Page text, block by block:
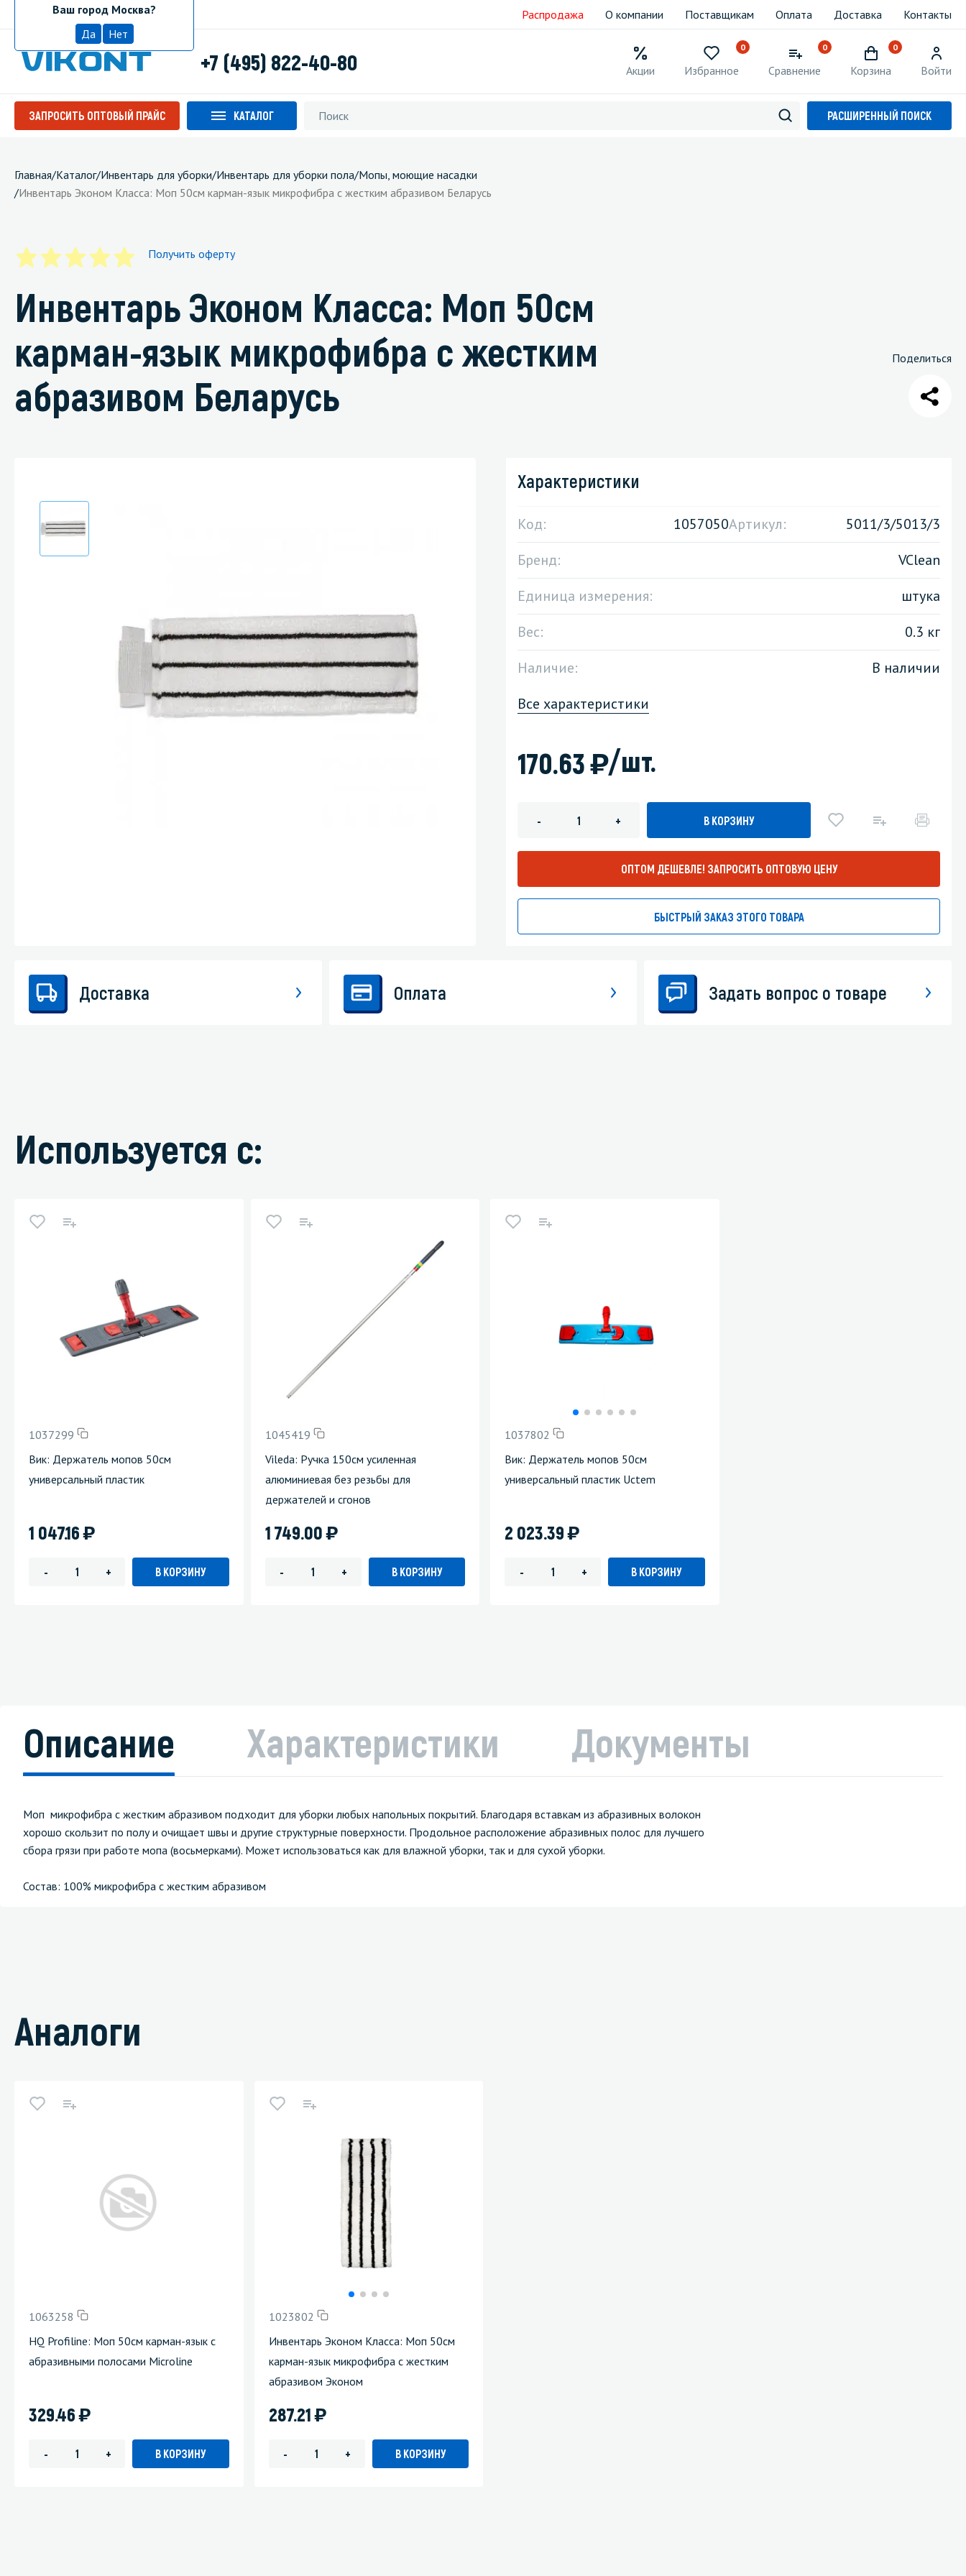
МоскваВаш город Москва?
Да
Нет
Распродажа О компании Поставщикам Оплата Доставка Контакты
+7 (495) 822-40-80 Акции
0
Избранное
0
Сравнение
0
Корзина Войти
ЗАПРОСИТЬ ОПТОВЫЙ ПРАЙС КАТАЛОГ
Специализированные чистящие средства
Средства для очистки ковров и мягкой мебели
Средства для очистки оборудования и грилей
Средства для посудомоечных машин
Стекла и зеркала Мебель и оргтехника
Автохимия Личная гигиена
РАСШИРЕННЫЙ ПОИСК
Главная/Каталог/Инвентарь для уборки/Инвентарь для уборки пола/Мопы, моющие насадки
/Инвентарь Эконом Класса: Моп 50см карман-язык микрофибра с жестким абразивом Беларусь
Получить оферту
Поделиться
Инвентарь Эконом Класса: Моп 50см
карман-язык микрофибра с жестким
абразивом Беларусь
Характеристики
Код: 1057050Артикул:
5011/3/5013/3
Бренд:
VClean
Единица измерения:
штука
Вес:
0.3 кг
Наличие:
В наличии
Все характеристики
170.63)/шт.
- + В КОРЗИНУ
ОПТОМ ДЕШЕВЛЕ! ЗАПРОСИТЬ ОПТОВУЮ ЦЕНУ
БЫСТРЫЙ ЗАКАЗ ЭТОГО ТОВАРА
Доставка Оплата Задать вопрос о товаре
Используется с:
1037299
Вик: Держатель мопов 50см
универсальный пластик
1 047.16)
- + В КОРЗИНУ
1045419
Vileda: Ручка 150см усиленная
алюминиевая без резьбы для
держателей и сгонов
1 749.00)
- + В КОРЗИНУ
1037802
Вик: Держатель мопов 50см
универсальный пластик Uctem
2 023.39)
- + В КОРЗИНУ
Описание Характеристики Документы
Моп микрофибра с жестким абразивом подходит для уборки любых напольных покрытий. Благодаря вставкам из абразивных волокон
хорошо скользит по полу и очищает швы и другие структурные поверхности. Продольное расположение абразивных полос для лучшего
сбора грязи при работе мопа (восьмерками). Может использоваться как для влажной уборки, так и для сухой уборки.
Состав: 100% микрофибра с жестким абразивом
Аналоги
1063258
HQ Profiline: Моп 50см карман-язык с
абразивными полосами Microline
329.46)
- + В КОРЗИНУ
1023802
Инвентарь Эконом Класса: Моп 50см
карман-язык микрофибра с жестким
абразивом Эконом
287.21)
- + В КОРЗИНУ